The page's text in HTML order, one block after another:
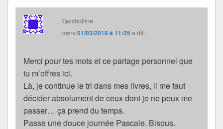
Quichottine
dans01/03/2018 à 11:25 a dit :
Merci pour tes mots et ce partage personnel que
tu m’offres ici.
Là, je continue le tri dans mes livres, il me faut
décider absolument de ceux dont je ne peux me
passer… ça prend du temps.
Passe une douce journée Pascale. Bisous.